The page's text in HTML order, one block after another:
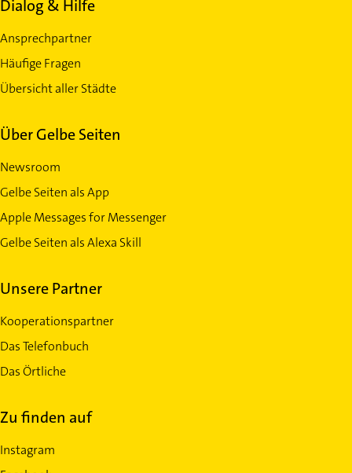
Dialog & Hilfe
Ansprechpartner
Häufige Fragen
Übersicht aller Städte
Über Gelbe Seiten
Newsroom
Gelbe Seiten als App
Apple Messages for Messenger
Gelbe Seiten als Alexa Skill
Unsere Partner
Kooperationspartner
Das Telefonbuch
Das Örtliche
Zu finden auf
Instagram